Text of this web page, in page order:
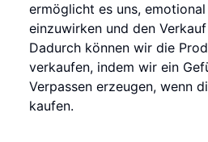
ermöglicht es uns,
einzuwirken und den
Dadurch können wir die
verkaufen, indem wir ein
Verpassen erzeugen, wenn
kaufen.